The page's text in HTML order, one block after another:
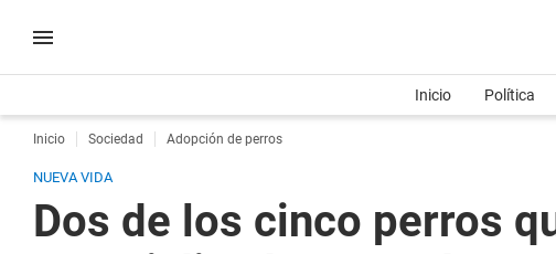
Inicio Política
Inicio Sociedad Adopción de perros
NUEVA VIDA
Dos de los cinco perros